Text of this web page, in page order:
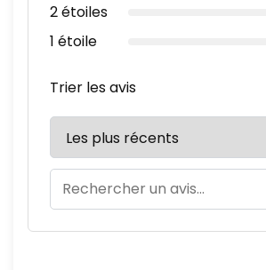
2 étoiles
1 étoile
Trier les avis